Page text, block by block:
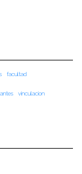
facultad
vinculacion